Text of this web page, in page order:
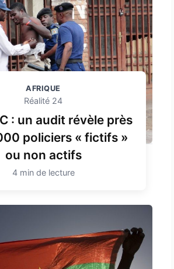
AFRIQUE
Réalité 24
: un audit révèle près
policiers « fictifs »
ou non actifs
4 min de lecture